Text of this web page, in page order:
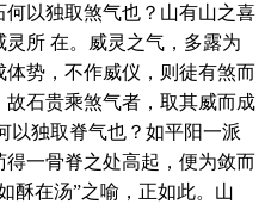
以独取煞气也？山有山之喜
所 在。威灵之气，多露为
势，不作威仪，则徒有煞而
石贵乘煞气者，取其威而成
以独取脊气也？如平阳一派
一骨脊之处高起，便为敛而
酥在汤”之喻，正如此。山